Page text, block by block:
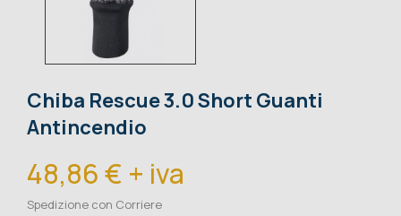
Chiba Rescue 3.0 Short Guanti
Antincendio
48,86 € + iva
Spedizione con Corriere